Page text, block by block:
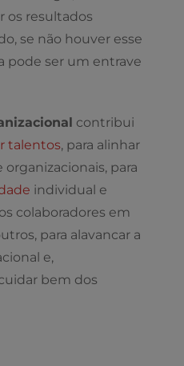
os resultados
se não houver esse
pode ser um entrave
contribui
talentos, para alinhar
para
individual e
colaboradores em
para alavancar a
e,
bem dos